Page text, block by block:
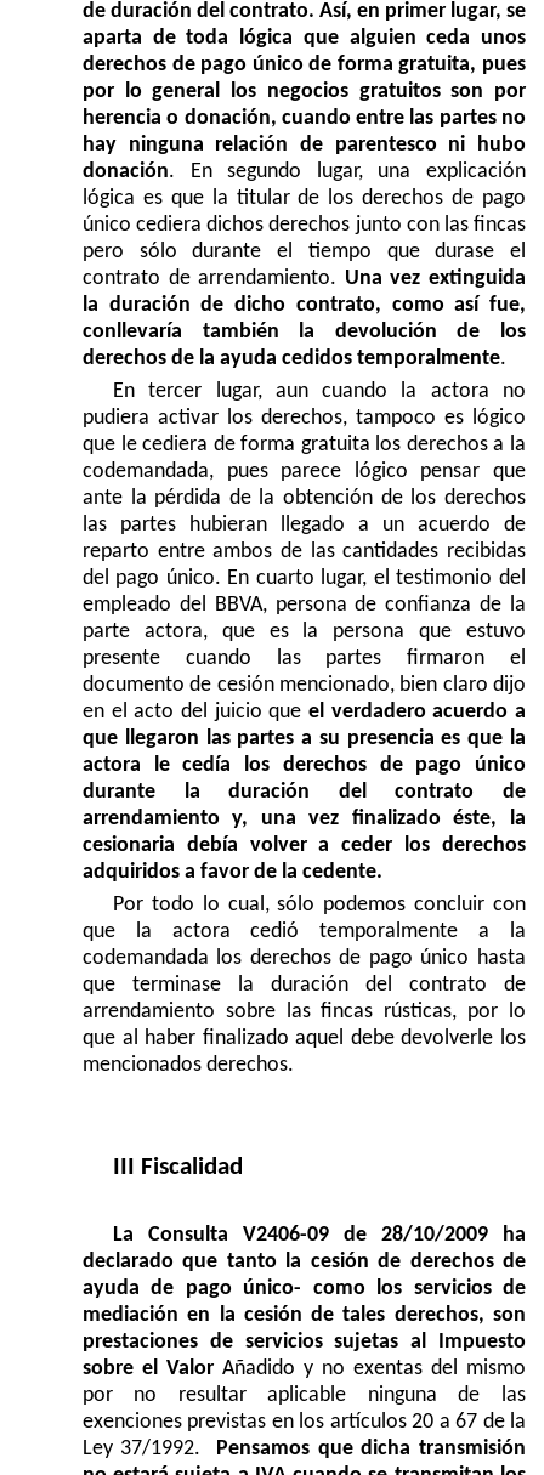
de duración del contrato. Así, en primer lugar, se
aparta de toda lógica que alguien ceda unos
derechos de pago único de forma gratuita, pues
por lo general los negocios gratuitos son por
herencia o donación, cuando entre las partes no
hay ninguna relación de parentesco ni hubo
donación. En segundo lugar, una explicación
lógica es que la titular de los derechos de pago
único cediera dichos derechos junto con las fincas
pero sólo durante el tiempo que durase el
contrato de arrendamiento. Una vez extinguida
la duración de dicho contrato, como así fue,
conllevaría también la devolución de los
derechos de la ayuda cedidos temporalmente.
En tercer lugar, aun cuando la actora no
pudiera activar los derechos, tampoco es lógico
que le cediera de forma gratuita los derechos a la
codemandada, pues parece lógico pensar que
ante la pérdida de la obtención de los derechos
las partes hubieran llegado a un acuerdo de
reparto entre ambos de las cantidades recibidas
del pago único. En cuarto lugar, el testimonio del
empleado del BBVA, persona de confianza de la
parte actora, que es la persona que estuvo
presente cuando las partes firmaron el
documento de cesión mencionado, bien claro dijo
en el acto del juicio que el verdadero acuerdo a
que llegaron las partes a su presencia es que la
actora le cedía los derechos de pago único
durante la duración del contrato de
arrendamiento y, una vez finalizado éste, la
cesionaria debía volver a ceder los derechos
adquiridos a favor de la cedente.
Por todo lo cual, sólo podemos concluir con
que la actora cedió temporalmente a la
codemandada los derechos de pago único hasta
que terminase la duración del contrato de
arrendamiento sobre las fincas rústicas, por lo
que al haber finalizado aquel debe devolverle los
mencionados derechos.
III Fiscalidad
La Consulta V2406-09 de 28/10/2009 ha
declarado que tanto la cesión de derechos de
ayuda de pago único- como los servicios de
mediación en la cesión de tales derechos, son
prestaciones de servicios sujetas al Impuesto
sobre el Valor Añadido y no exentas del mismo
por no resultar aplicable ninguna de las
exenciones previstas en los artículos 20 a 67 de la
Ley 37/1992.
Pensamos que dicha transmisión